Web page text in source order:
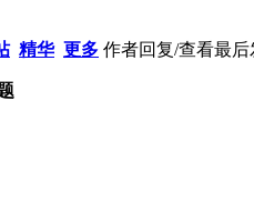
精华 更多 作者回复/查看最后